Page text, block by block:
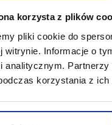
korzysta z plików
pliki cookie do
witrynie. Informacje o
analitycznym.
korzystania z ich
adres. Do grona
modzie damskiej.
że w Łodzi
pierwszy w mieście
są zarówno
są kreacje na wesela,